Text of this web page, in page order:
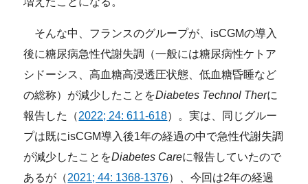
そんな中、フランスのグループが、isCGMの導入
後に糖尿病急性代謝失調（一般には糖尿病性ケトア
シドーシス、高血糖高浸透圧状態、低血糖昏睡など
の総称）が減少したことをDiabetes Technol Therに
報告した（2022; 24: 611-618）。実は、同じグルー
プは既にisCGM導入後1年の経過の中で急性代謝失調
が減少したことをDiabetes Careに報告していたので
あるが（2021; 44: 1368-1376）、今回は2年の経過